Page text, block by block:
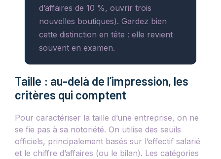
d’affaires de 10 %, ouvrir trois
nouvelles boutiques). Gardez bien
cette distinction en tête : elle revient
souvent en examen.
Taille : au-delà de l’impression, les
critères qui comptent
Pour caractériser la taille d’une entreprise, on ne
se fie pas à sa notoriété. On utilise des seuils
officiels, principalement basés sur l’effectif salarié
et le chiffre d’affaires (ou le bilan). Les catégories